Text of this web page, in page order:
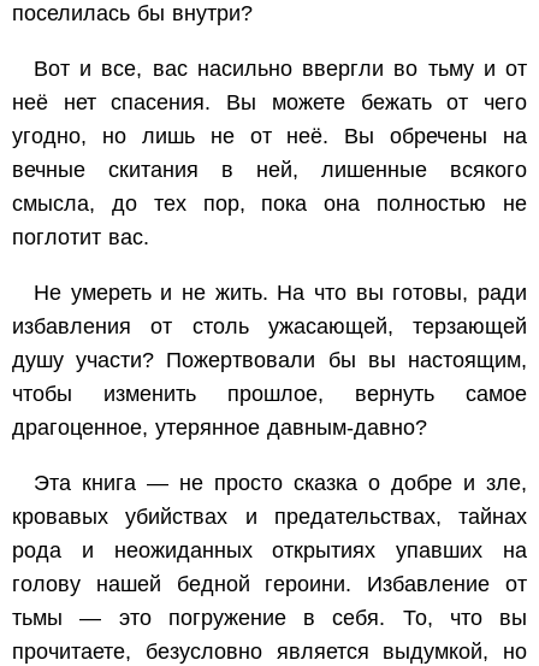
поселилась бы внутри?
Вот и все, вас насильно ввергли во тьму и от
неё нет спасения. Вы можете бежать от чего
угодно, но лишь не от неё. Вы обречены на
вечные скитания в ней, лишенные всякого
смысла, до тех пор, пока она полностью не
поглотит вас.
Не умереть и не жить. На что вы готовы, ради
избавления от столь ужасающей, терзающей
душу участи? Пожертвовали бы вы настоящим,
чтобы изменить прошлое, вернуть самое
драгоценное, утерянное давным-давно?
Эта книга — не просто сказка о добре и зле,
кровавых убийствах и предательствах, тайнах
рода и неожиданных открытиях упавших на
голову нашей бедной героини. Избавление от
тьмы — это погружение в себя. То, что вы
прочитаете, безусловно является выдумкой, но